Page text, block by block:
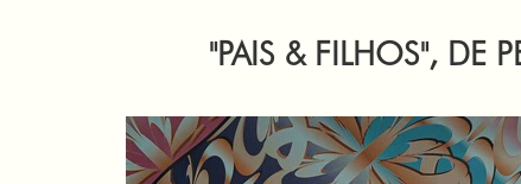
"PAIS & FILHOS", DE